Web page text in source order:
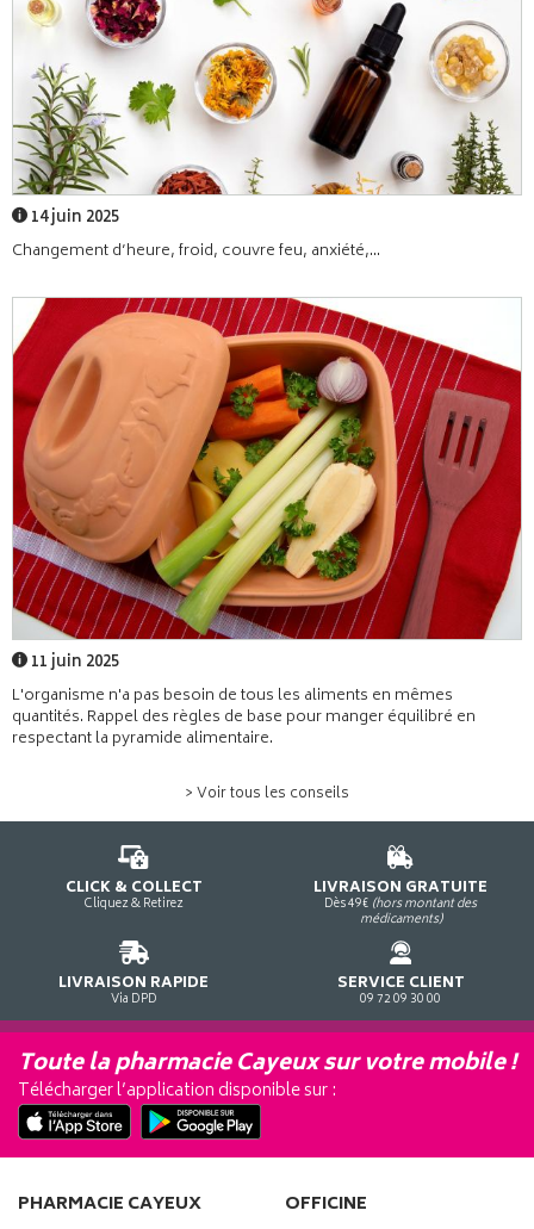
14 juin 2025
Changement d’heure, froid, couvre feu, anxiété,...
11 juin 2025
L'organisme n'a pas besoin de tous les aliments en mêmes
quantités. Rappel des règles de base pour manger équilibré en
respectant la pyramide alimentaire.
> Voir tous les conseils
CLICK & COLLECT
Cliquez & Retirez
LIVRAISON GRATUITE
Dès 49€ (hors montant des
médicaments)
LIVRAISON RAPIDE
Via DPD
SERVICE CLIENT
09 72 09 30 00
Toute la pharmacie Cayeux sur votre mobile !
Télécharger l’application disponible sur :
PHARMACIE CAYEUX OFFICINE